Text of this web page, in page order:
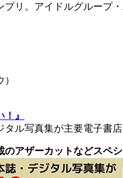
リ。アイドルグループ
』
ル写真集が主要電子書
のアザーカットなどスペ